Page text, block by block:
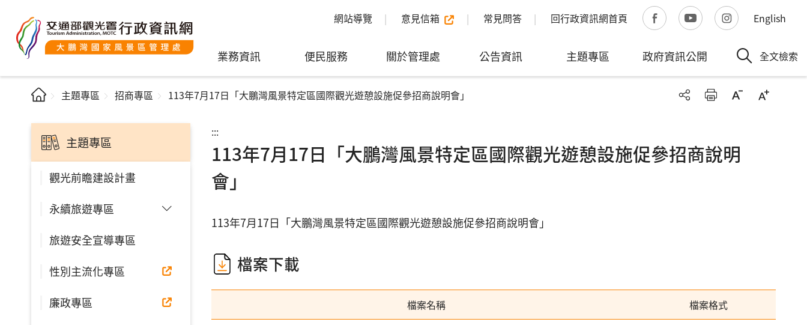
網站導覽 意見信箱 常見問答 回行政資訊網首頁 English
業務資訊 便民服務 關於管理處 公告資訊 主題專區 政府資訊公開 全文檢索
主題專區 招商專區 113年7月17日「大鵬灣風景特定區國際觀光遊憩設施促參招商說明會」
主題專區
觀光前瞻建設計畫
永續旅遊專區
旅遊安全宣導專區
性別主流化專區
廉政專區
:::
113年7月17日「大鵬灣風景特定區國際觀光遊憩設施促參招商說明
會」
113年7月17日「大鵬灣風景特定區國際觀光遊憩設施促參招商說明會」
檔案下載
檔案名稱 檔案格式